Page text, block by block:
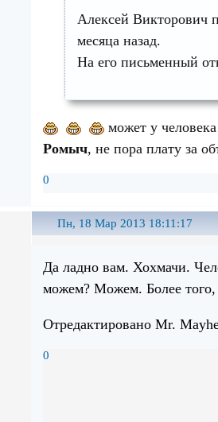
Алексей Викторович
месяца назад.
На его письменный
может у
Ромыч, не пора плату за
0
Пн, 18 Мар 2013 18:11:17
Да ладно вам. Хохмачи.
можем? Можем. Более
Отредактировано Mr.
0